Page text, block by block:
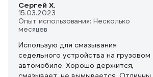
Сергей Х.
15.03.2023
Опыт использования: Несколько
месяцев
Использую для смазывания
седельного устройства на грузовом
автомобиле. Хорошо держится,